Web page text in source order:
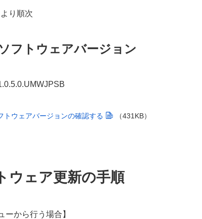
り順次
フトウェアバージョン
トウェアバージョンの確認する （431KB）
ウェア更新の手順
ーから行う場合】